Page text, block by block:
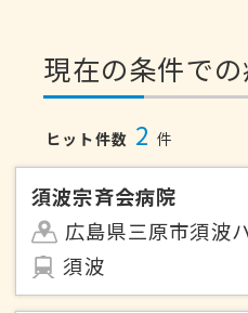
現在の条件で
ヒット件数 2 件
須波宗斉会病院
広島県三原市須波
須波